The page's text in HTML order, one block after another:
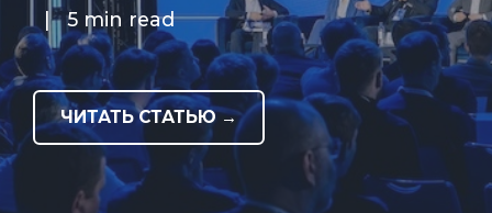
| 5 min read
ЧИТАТЬ СТАТЬЮ →